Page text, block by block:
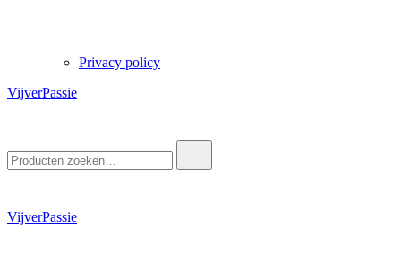
Privacy policy
VijverPassie
naar:
VijverPassie